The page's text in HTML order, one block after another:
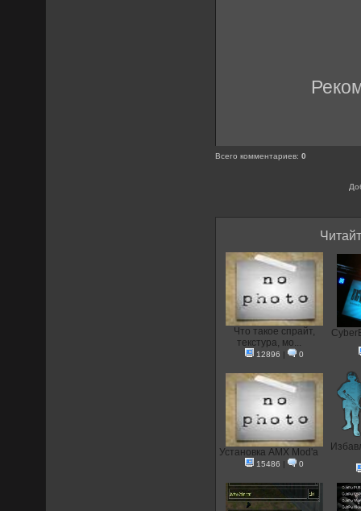
Всего комментариев:0
Что такое спрайт,
текстура, мо...
12896 | 0
Установка AMX Mod'a
15486 | 0